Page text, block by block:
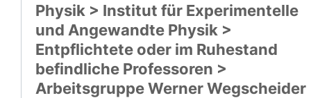
Physik > Institut für Experimentelle
und Angewandte Physik >
Entpflichtete oder im Ruhestand
befindliche Professoren >
Arbeitsgruppe Werner Wegscheider